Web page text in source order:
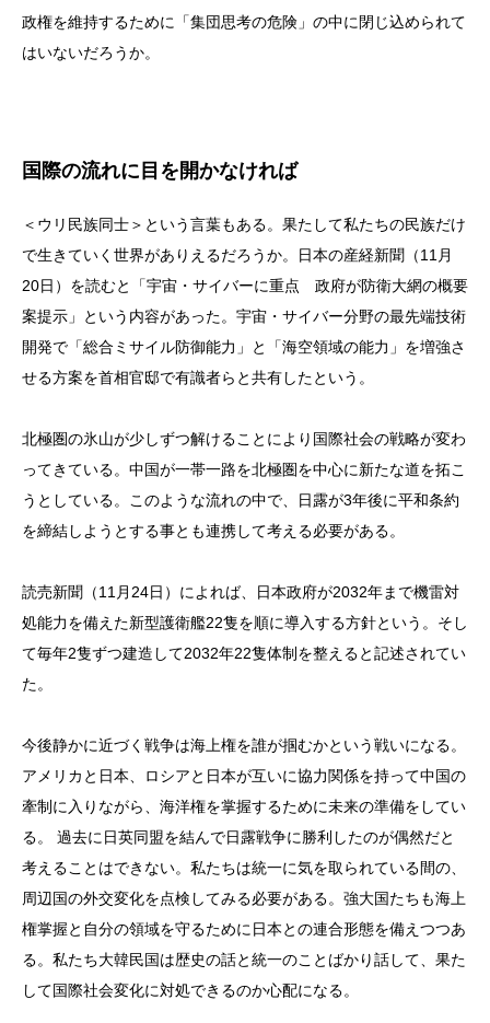
政権を維持するために「集団思考の危険」の中に閉じ込められて
はいないだろうか。
国際の流れに目を開かなければ
＜ウリ民族同士＞という言葉もある。果たして私たちの民族だけ
で生きていく世界がありえるだろうか。日本の産経新聞（11月
20日）を読むと「宇宙・サイバーに重点 政府が防衛大網の概要
案提示」という内容があった。宇宙・サイバー分野の最先端技術
開発で「総合ミサイル防御能力」と「海空領域の能力」を増強さ
せる方案を首相官邸で有識者らと共有したという。
北極圏の氷山が少しずつ解けることにより国際社会の戦略が変わ
ってきている。中国が一帯一路を北極圏を中心に新たな道を拓こ
うとしている。このような流れの中で、日露が3年後に平和条約
を締結しようとする事とも連携して考える必要がある。
読売新聞（11月24日）によれば、日本政府が2032年まで機雷対
処能力を備えた新型護衛艦22隻を順に導入する方針という。そし
て毎年2隻ずつ建造して2032年22隻体制を整えると記述されてい
た。
今後静かに近づく戦争は海上権を誰が掴むかという戦いになる。
アメリカと日本、ロシアと日本が互いに協力関係を持って中国の
牽制に入りながら、海洋権を掌握するために未来の準備をしてい
る。 過去に日英同盟を結んで日露戦争に勝利したのが偶然だと
考えることはできない。私たちは統一に気を取られている間の、
周辺国の外交変化を点検してみる必要がある。強大国たちも海上
権掌握と自分の領域を守るために日本との連合形態を備えつつあ
る。私たち大韓民国は歴史の話と統一のことばかり話して、果た
して国際社会変化に対処できるのか心配になる。